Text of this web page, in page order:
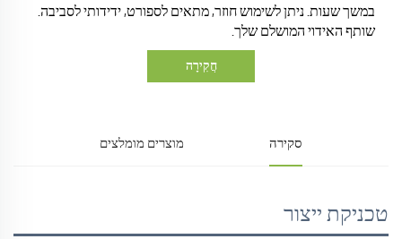
במשך שעות. ניתן לשימוש חוזר, מתאים לספורט, ידידותי לסביבה.
שותף האידוי המושלם שלך.
חֲקִירָה
סקירה מוצרים מומלצים
טכניקת ייצור